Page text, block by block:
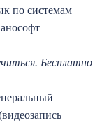
по системам
Бесплатно